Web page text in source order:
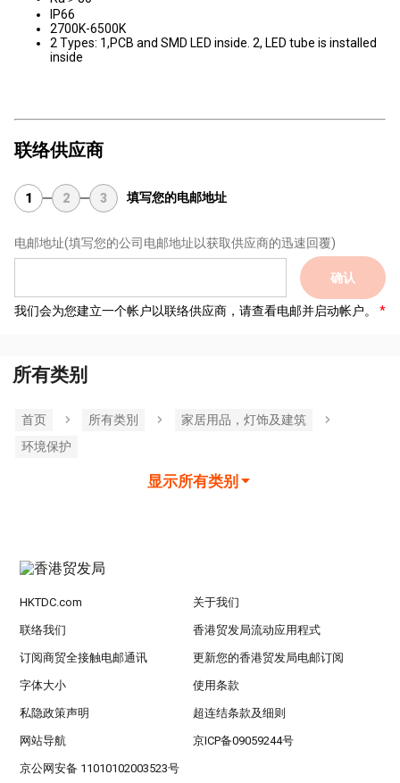
IP66
2700K-6500K
2 Types: 1,PCB and SMD LED inside. 2, LED tube is installed
inside
联络供应商
1 2 3 填写您的电邮地址
电邮地址(填写您的公司电邮地址以获取供应商的迅速回覆)
确认
我们会为您建立一个帐户以联络供应商，请查看电邮并启动帐户。
所有类别
首页 所有类別
家居用品，灯饰及建筑
环境保护
显示所有类别
HKTDC.com 关于我们
联络我们 香港贸发局流动应用程式
订阅商贸全接触电邮通讯 更新您的香港贸发局电邮订阅
字体大小 使用条款
私隐政策声明 超连结条款及细则
网站导航 京ICP备09059244号
京公网安备 11010102003523号